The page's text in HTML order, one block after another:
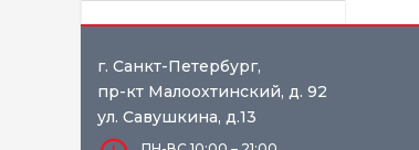
г. Санкт-Петербург,
пр-кт Малоохтинский, д. 92
ул. Савушкина, д.13